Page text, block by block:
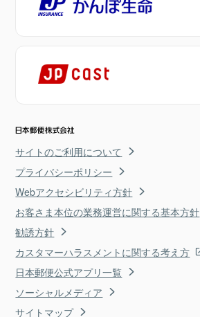
サイトのご利用について
プライバシーポリシー
Webアクセシビリティ方針
お客さま本位の業務運営に関する基本方針
勧誘方針
カスタマーハラスメントに関する考え方
日本郵便公式アプリ一覧
ソーシャルメディア
サイトマップ